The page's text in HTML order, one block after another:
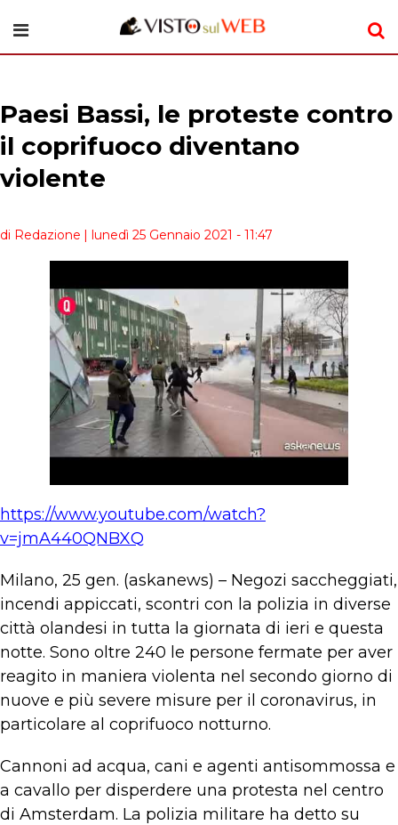
Paesi Bassi, le proteste contro
il coprifuoco diventano
violente
di Redazione | lunedì 25 Gennaio 2021 - 11:47
https://www.youtube.com/watch?
v=jmA440QNBXQ
Milano, 25 gen. (askanews) – Negozi saccheggiati,
incendi appiccati, scontri con la polizia in diverse
città olandesi in tutta la giornata di ieri e questa
notte. Sono oltre 240 le persone fermate per aver
reagito in maniera violenta nel secondo giorno di
nuove e più severe misure per il coronavirus, in
particolare al coprifuoco notturno.
Cannoni ad acqua, cani e agenti antisommossa e
a cavallo per disperdere una protesta nel centro
di Amsterdam. La polizia militare ha detto su